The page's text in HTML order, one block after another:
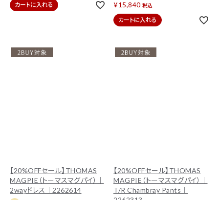
カートに入れる ¥15,840 税込
カートに入れる
【20%OFFセール】THOMAS
MAGPIE（トーマスマグパイ）｜
2wayドレス｜2262614
【20%OFFセール】THOMAS
MAGPIE（トーマスマグパイ）｜
T/R Chambray Pants｜